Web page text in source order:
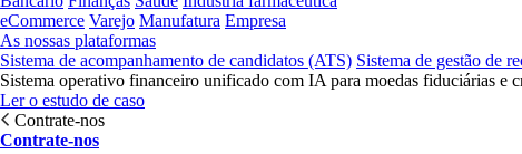
eCommerce Varejo Manufatura Empresa
As nossas plataformas
Sistema de acompanhamento de candidatos (ATS) Sistema de gestão de
Sistema operativo financeiro unificado com IA para moedas fiduciárias e
Ler o estudo de caso
Contrate-nos
Contrate-nos